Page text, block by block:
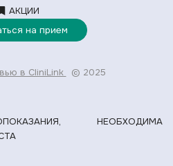
АКЦИИ
на прием
в CliniLink © 2025
НЕОБХОДИМА